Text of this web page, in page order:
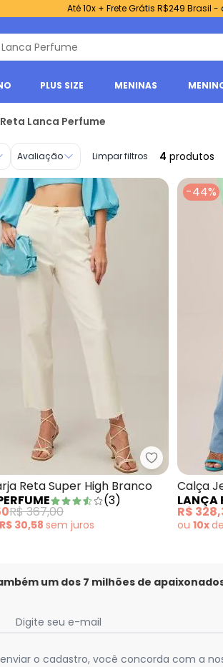
Até 10x + Frete Grátis R$249 Brasil
PLUS SIZE MENINAS
Lanca Perfume
Avaliação Limpar filtros 4 produtos
- Calça de Sarja Vesta Ankle High
Lança
Reta Super High Branco
(3)
R$ 367,00
R$ 30,58 sem juros
-44%
Calça
LANÇA
R$
ou 10xde
um dos 7 milhões de
Digite seu e-mail
o cadastro, você concorda com a